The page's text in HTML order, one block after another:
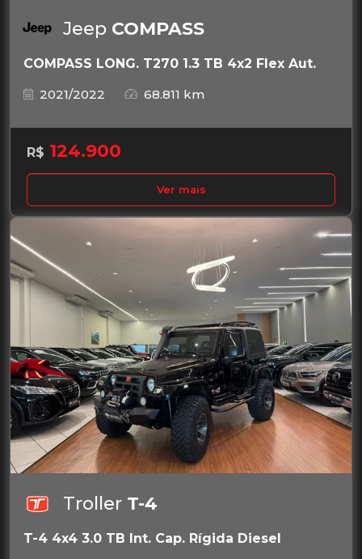
Jeep COMPASS
COMPASS LONG. T270 1.3 TB 4x2 Flex Aut.
2021/2022
68.811 km
R$ 124.900
Ver mais
Troller T-4
T-4 4x4 3.0 TB Int. Cap. Rígida Diesel